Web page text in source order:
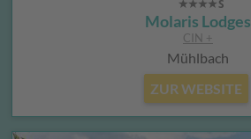
Molaris Lodges
CIN +
Mühlbach
ZUR WEBSITE